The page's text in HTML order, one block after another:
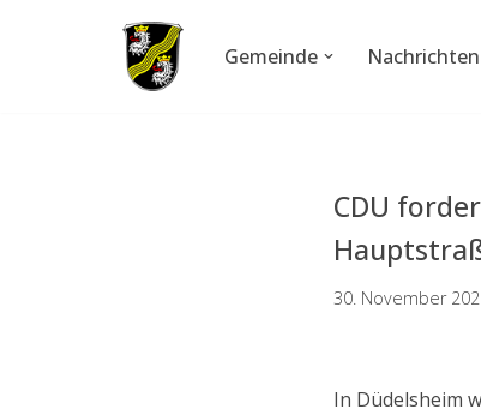
Gemeinde Nachrichten
CDU
30. November
In Düdelsheim